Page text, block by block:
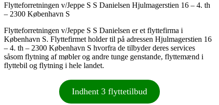
Flytteforretningen v/Jeppe S S Danielsen Hjulmagerstien 16 – 4. th
– 2300 København S
Flytteforretningen v/Jeppe S S Danielsen er et flyttefirma i
København S. Flyttefirmet holder til på adressen Hjulmagerstien 16
– 4. th – 2300 København S hvorfra de tilbyder deres services
såsom flytning af møbler og andre tunge genstande, flyttemænd i
flyttebil og flytning i hele landet.
Indhent 3 flyttetilbud